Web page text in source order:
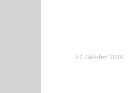
24. Oktober 2016